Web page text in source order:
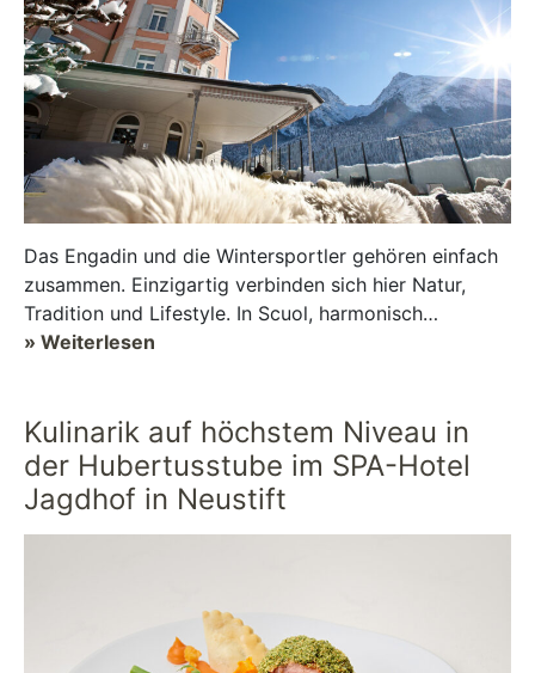
Das Engadin und die Wintersportler gehören einfach
zusammen. Einzigartig verbinden sich hier Natur,
Tradition und Lifestyle. In Scuol, harmonisch
eingebettet zwischen Gipfeln und verschneiten
» Weiterlesen
Kulinarik auf höchstem Niveau in
der Hubertusstube im SPA-Hotel
Jagdhof in Neustift